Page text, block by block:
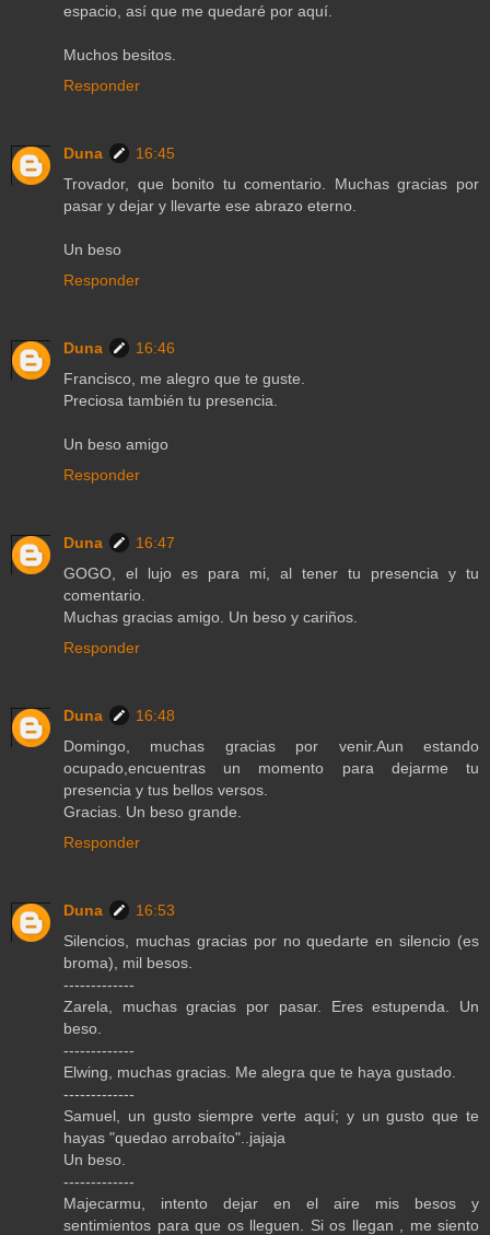
espacio, así que me quedaré por aquí.
Muchos besitos.
Responder
Duna
16:45
Trovador, que bonito tu comentario. Muchas gracias por
pasar y dejar y llevarte ese abrazo eterno.
Un beso
Responder
Duna
16:46
Francisco, me alegro que te guste.
Preciosa también tu presencia.
Un beso amigo
Responder
Duna
16:47
GOGO, el lujo es para mi, al tener tu presencia y tu
comentario.
Muchas gracias amigo. Un beso y cariños.
Responder
Duna
16:48
Domingo, muchas gracias por venir.Aun estando
ocupado,encuentras un momento para dejarme tu
presencia y tus bellos versos.
Gracias. Un beso grande.
Responder
Duna
16:53
Silencios, muchas gracias por no quedarte en silencio (es
broma), mil besos.
-------------
Zarela, muchas gracias por pasar. Eres estupenda. Un
beso.
-------------
Elwing, muchas gracias. Me alegra que te haya gustado.
-------------
Samuel, un gusto siempre verte aquí; y un gusto que te
hayas "quedao arrobaíto"..jajaja
Un beso.
-------------
Majecarmu, intento dejar en el aire mis besos y
sentimientos para que os lleguen. Si os llegan , me siento